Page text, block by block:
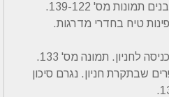
מס' 139-122.
פינות טיח בחדרי מדרגות.
שבתקרת חניון. נגרם סיכון